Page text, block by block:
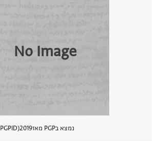
No Image
נמצא בPGP מאז 2019
PGPID